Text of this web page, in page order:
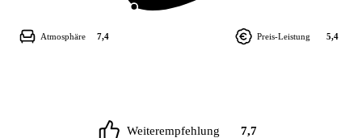
Preis-Leistung 5,4
Atmosphäre 7,4
Weiterempfehlung 7,7